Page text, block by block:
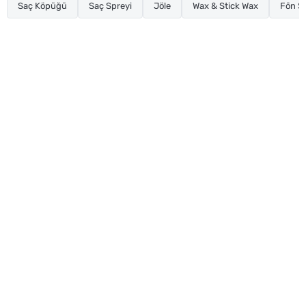
Saç Köpüğü Saç Spreyi Jöle Wax & Stick Wax Fön